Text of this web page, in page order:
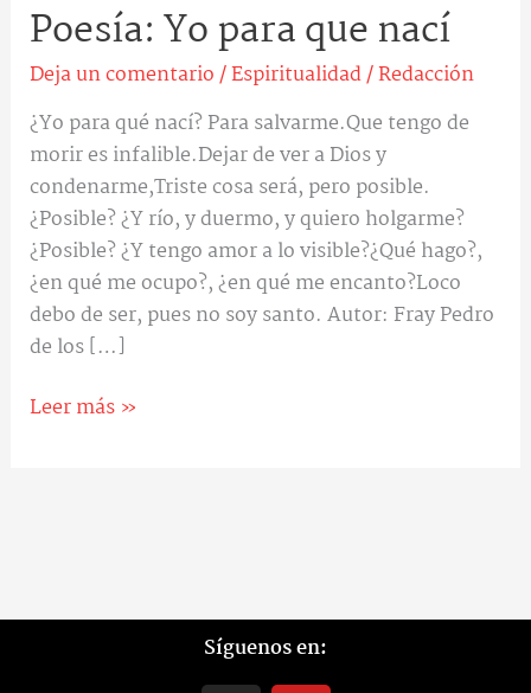
Poesía: Yo para que nací
Deja un comentario/Espiritualidad/Redacción
¿Yo para qué nací? Para salvarme.Que tengo de
morir es infalible.Dejar de ver a Dios y
condenarme,Triste cosa será, pero posible.
¿Posible? ¿Y río, y duermo, y quiero holgarme?
¿Posible? ¿Y tengo amor a lo visible?¿Qué hago?,
¿en qué me ocupo?, ¿en qué me encanto?Loco
debo de ser, pues no soy santo. Autor: Fray Pedro
de los […]
Poesía:
para
que
nací
Leer más »
Síguenos en: